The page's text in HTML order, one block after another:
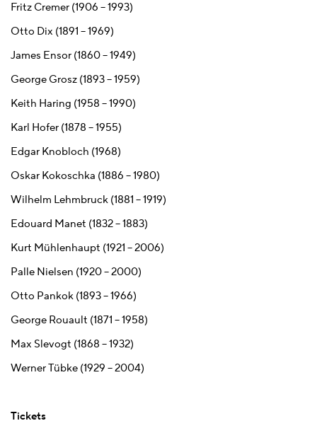
Fritz Cremer (1906 – 1993)
Otto Dix (1891 – 1969)
James Ensor (1860 – 1949)
George Grosz (1893 – 1959)
Keith Haring (1958 – 1990)
Karl Hofer (1878 – 1955)
Edgar Knobloch (1968)
Oskar Kokoschka (1886 – 1980)
Wilhelm Lehmbruck (1881 – 1919)
Edouard Manet (1832 – 1883)
Kurt Mühlenhaupt (1921 – 2006)
Palle Nielsen (1920 – 2000)
Otto Pankok (1893 – 1966)
George Rouault (1871 – 1958)
Max Slevogt (1868 – 1932)
Werner Tübke (1929 – 2004)
Tickets